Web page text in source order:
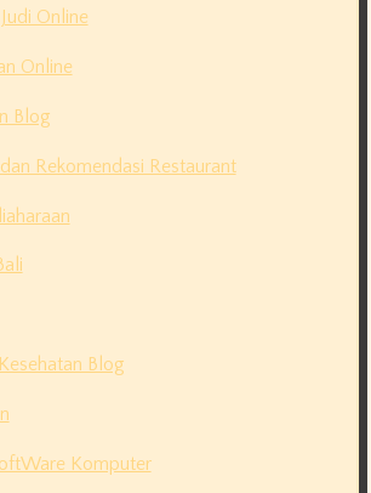
Online
Online
Blog
Rekomendasi Restaurant
Blog
Komputer